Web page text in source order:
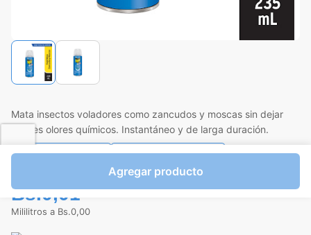
Mata insectos voladores como zancudos y moscas sin dejar
fuertes olores químicos. Instantáneo y de larga duración.
Favorito Compartir
Bs.0,01
Mililitros a Bs.0,00
Agregar producto